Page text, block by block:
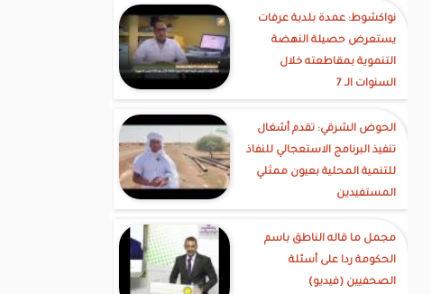
نواكشوط: عمدة بلدية عرفات
يستعرض حصيلة النهضة
التنموية بمقاطعته خلال
السنوات الـ 7
الحوض الشرقي: تقدم أشغال
تنفيذ البرنامج الاستعجالي للنفاذ
للتنمية المحلية بعيون ممثلي
المستفيدين
مجمل ما قاله الناطق باسم
الحكومة ردا على أسئلة
الصحفيين (فيديو)